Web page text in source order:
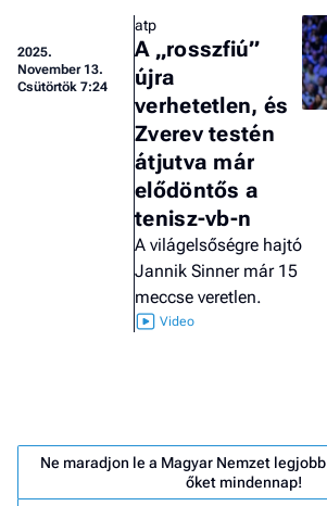
2025.
November 13.
Csütörtök 7:24
atp
A „rosszfiú”
újra
verhetetlen, és
Zverev testén
átjutva már
elődöntős a
tenisz-vb-n
A világelsőségre hajtó
Jannik Sinner már 15
meccse veretlen.
Ne maradjon le a Magyar Nemzet
őket mindennap!